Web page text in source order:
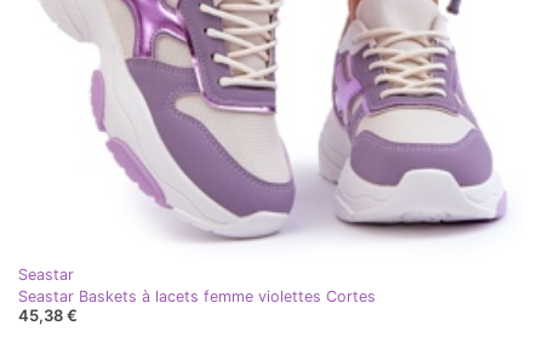
Seastar
Seastar Baskets à lacets femme violettes Cortes
45,38 €